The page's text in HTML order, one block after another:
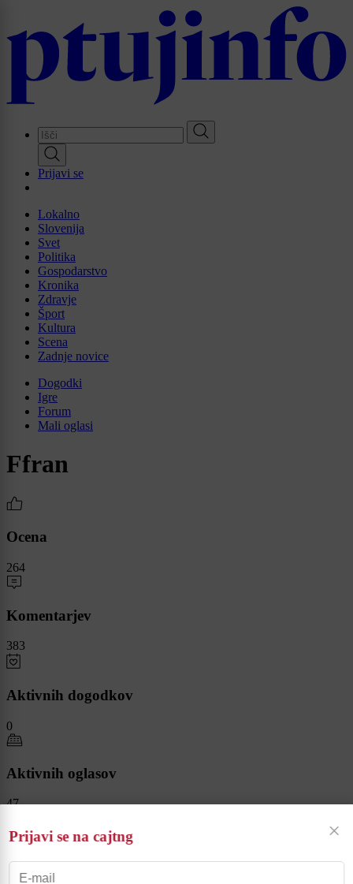
main
Prijavi se
Lokalno
Slovenija
Svet
Politika
Gospodarstvo
Kronika
Zdravje
Šport
Kultura
Scena
Zadnje novice
Dogodki
Igre
Forum
Mali oglasi
Ffran
Ocena
264
Komentarjev
383
Aktivnih dogodkov
0
Aktivnih oglasov
47
×
Prijavi se na cajtng